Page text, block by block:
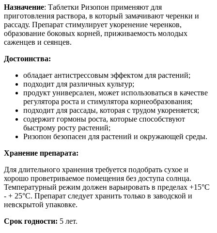
Назначение: Таблетки Ризопон применяют для
приготовления раствора, в который замачивают черенки и
рассаду. Препарат стимулирует укоренение черенков,
образование боковых корней, приживаемость молодых
саженцев и сеянцев.
Достоинства:
обладает антистрессовым эффектом для растений;
подходит для различных культур;
продукт универсален, может использоваться в качестве
регулятора роста и стимулятора корнеобразования;
подходит для рассады, которая с трудом укореняется;
содержит гормоны роста, которые способствуют
быстрому росту растений;
Ризопон безопасен для растений и окружающей среды.
Хранение препарата:
Для длительного хранения требуется подобрать сухое и
хорошо проветриваемое помещения без доступа солнца.
Температурный режим должен варьировать в пределах +15°C
- + 25°C. Препарат следует хранить только в заводской и
невскрытой упаковке.
Срок годности: 5 лет.